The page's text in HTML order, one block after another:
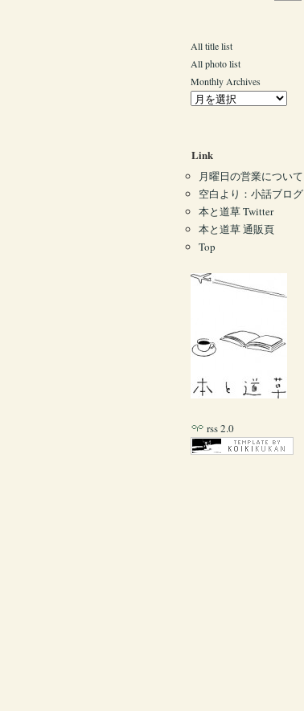
All title list
All photo list
Monthly Archives
Link
月曜日の営業について
空白より：小話ブログ
本と道草 Twitter
本と道草 通販頁
Top
rss 2.0